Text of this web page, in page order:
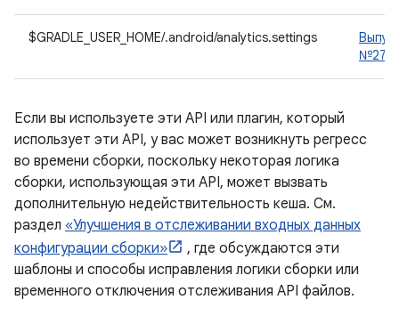
$GRADLE_USER_HOME/.android/analytics.settings
Если вы используете эти API или плагин, который
использует эти API, у вас может возникнуть регресс
во времени сборки, поскольку некоторая логика
сборки, использующая эти API, может вызвать
дополнительную недействительность кеша. См.
раздел «Улучшения в отслеживании входных данных
конфигурации сборки»
, где обсуждаются эти
шаблоны и способы исправления логики сборки или
временного отключения отслеживания API файлов.